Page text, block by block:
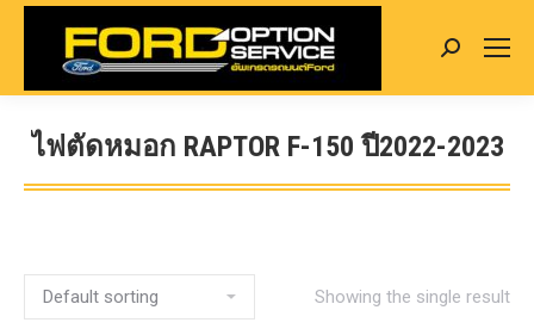
Search:
ไฟตัดหมอก RAPTOR F-150 ปี2022-2023
You are here:
Showing the single result